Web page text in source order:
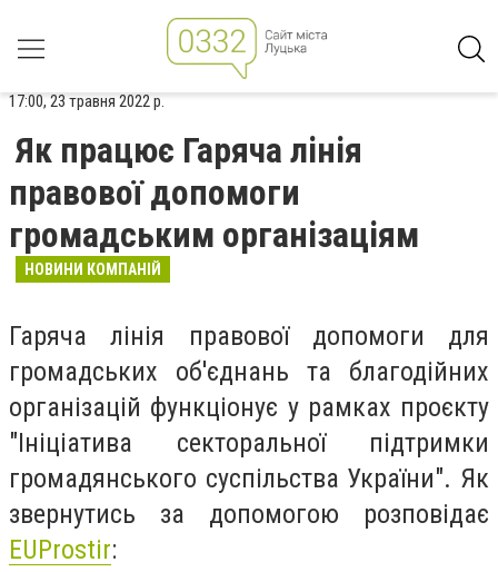
17:00, 23 травня 2022 р.
Як працює Гаряча лінія
правової допомоги
громадським організаціям
НОВИНИ КОМПАНІЙ
Гаряча лінія правової допомоги для
громадських об'єднань та благодійних
організацій функціонує у рамках проєкту
"Ініціатива секторальної підтримки
громадянського суспільства України". Як
звернутись за допомогою розповідає
EUProstir: